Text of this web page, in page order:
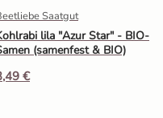
Saatgut
lila "Azur Star" - BIO-
(samenfest & BIO)
€